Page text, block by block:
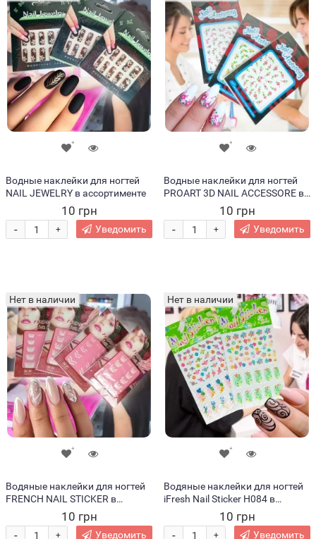
Водные наклейки для ногтей
NAIL JEWELRY в ассортименте
10 грн
+
- Уведомить
Водные наклейки для ногтей
PROART 3D NAIL ACCESSORE в
ассортименте10 грн
+
- Уведомить
Нет в наличии
Водяные наклейки для ногтей
FRENCH NAIL STICKER в
ассортименте10 грн
+
- Уведомить
Нет в наличии
Водяные наклейки для ногтей
iFresh Nail Sticker H084 в
ассортименте10 грн
+
- Уведомить